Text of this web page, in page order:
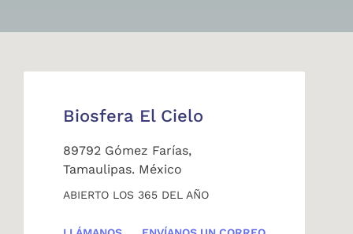
Biosfera El Cielo
89792 Gómez Farías,
Tamaulipas. México
ABIERTO LOS 365 DEL AÑO